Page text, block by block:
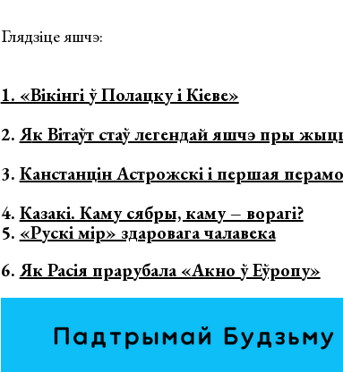
Глядзіце яшчэ:
1. «Вікінгі ў Полацку і Кіеве»
2. Як Вітаўт стаў легендай яшчэ пры
3. Канстанцін Астрожскі і першая
4. Казакі. Каму сябры, каму – ворагі?
5. «Рускі мір» здаровага чалавека
6. Як Расія прарубала «Акно ў Еўропу»